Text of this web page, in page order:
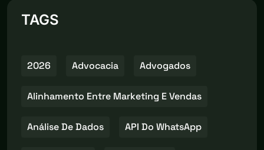
TAGS
2026 Advocacia Advogados
Alinhamento Entre Marketing E Vendas
Análise De Dados API Do WhatsApp